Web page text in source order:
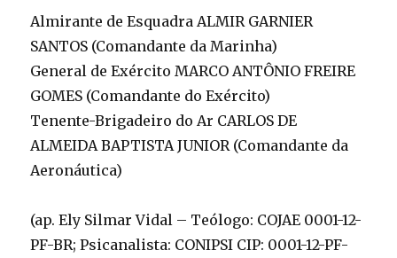
Almirante de Esquadra ALMIR GARNIER
SANTOS (Comandante da Marinha)
General de Exército MARCO ANTÔNIO FREIRE
GOMES (Comandante do Exército)
Tenente-Brigadeiro do Ar CARLOS DE
ALMEIDA BAPTISTA JUNIOR (Comandante da
Aeronáutica)
(ap. Ely Silmar Vidal – Teólogo: COJAE 0001-12-
PF-BR; Psicanalista: CONIPSI CIP: 0001-12-PF-